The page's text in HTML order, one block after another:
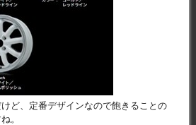
ど、定番デザインなので飽きることの
。